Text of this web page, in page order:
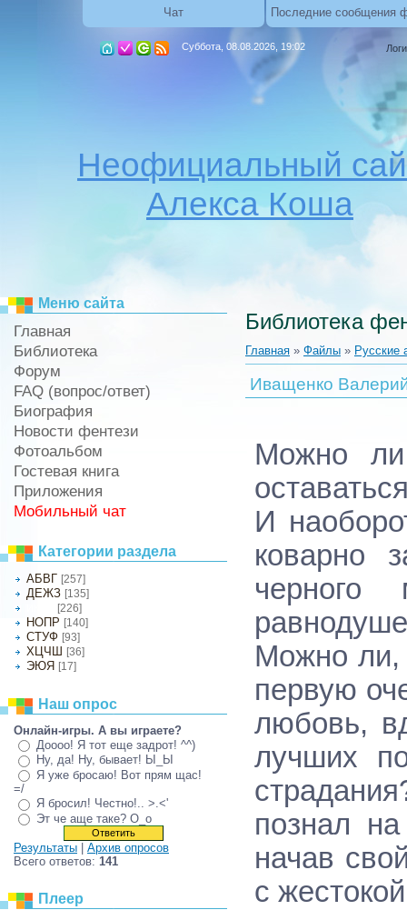
Чат Последние сообщения
Суббота, 08.08.2026, 19:02
Неофициальный
Алекса Коша
Меню сайта
Главная
Библиотека
Форум
FAQ (вопрос/ответ)
Биография
Новости фентези
Фотоальбом
Гостевая книга
Приложения
Мобильный чат
Категории раздела
АБВГ [257]
ДЕЖЗ [135]
[226]
НОПР [140]
СТУФ [93]
ХЦЧШ [36]
ЭЮЯ [17]
Наш опрос
Онлайн-игры. А вы играете?
Доооо! Я тот еще задрот! ^^)
Ну, да! Ну, бывает! Ы_Ы
Я уже бросаю! Вот прям щас!
=/
Я бросил! Честно!.. >.<'
Эт че аще таке? О_о
Результаты
Архив опросов
Всего ответов: 141
Плеер
Библиотека
Главная » Файлы » Русские
Иващенко
Можно
И
коварно
Можно ли,
первую
любовь,
лучших
познал
начав
с